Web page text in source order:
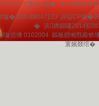
浗涓ぎ鐢佃鍙� 涓浗缃戠粶
璇�:010-88047123 浜琁CP璇
� 浜綉鏂嘯
璇佸彿 0102004 鏂板嚭缃戣瘉
寰嬪叕绾�